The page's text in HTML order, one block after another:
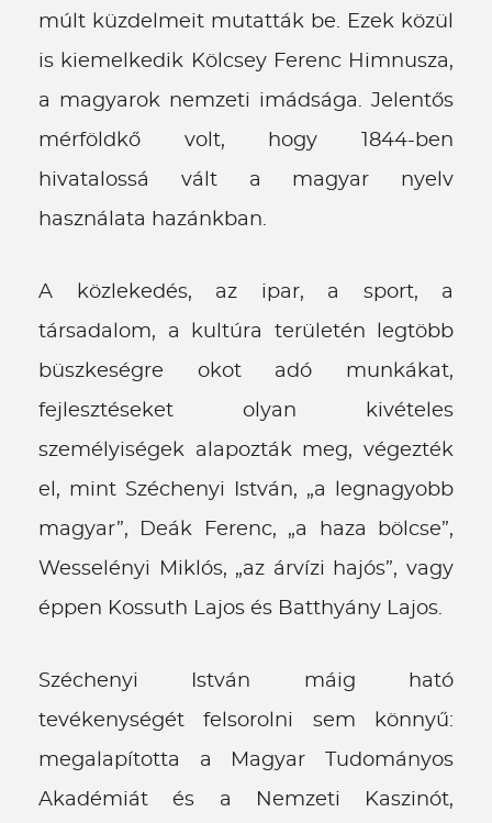
múlt küzdelmeit mutatták be. Ezek közül
is kiemelkedik Kölcsey Ferenc Himnusza,
a magyarok nemzeti imádsága. Jelentős
mérföldkő volt, hogy 1844-ben
hivatalossá vált a magyar nyelv
használata hazánkban.
A közlekedés, az ipar, a sport, a
társadalom, a kultúra területén legtöbb
büszkeségre okot adó munkákat,
fejlesztéseket olyan kivételes
személyiségek alapozták meg, végezték
el, mint Széchenyi István, „a legnagyobb
magyar”, Deák Ferenc, „a haza bölcse”,
Wesselényi Miklós, „az árvízi hajós”, vagy
éppen Kossuth Lajos és Batthyány Lajos.
Széchenyi István máig ható
tevékenységét felsorolni sem könnyű:
megalapította a Magyar Tudományos
Akadémiát és a Nemzeti Kaszinót,